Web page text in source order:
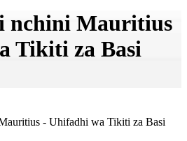
nchini Mauritius
Tikiti za Basi
- Uhifadhi wa Tikiti za Basi